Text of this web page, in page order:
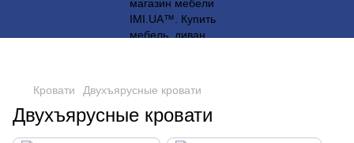
Кровати Двухъярусные кровати
Двухъярусные кровати